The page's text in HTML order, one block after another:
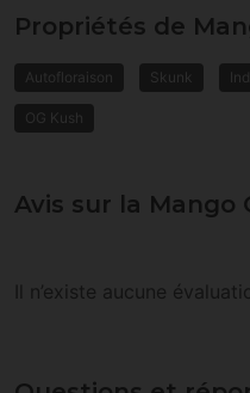
Propriétés de
Autofloraison Skunk
OG Kush
Avis sur la Mango
Il n’existe aucune